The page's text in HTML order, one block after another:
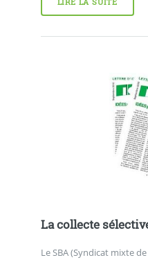
LIRE LA SUITE
La collecte
Le SBA (Syndicat mixte